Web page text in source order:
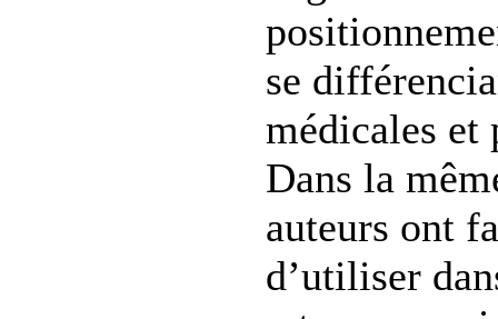
se
médicales et
Dans la
auteurs ont
d’utiliser